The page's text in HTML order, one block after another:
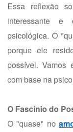
Essa reflexão
interessante e
psicológica. O
porque ele
possível. Vamos
com base na
O Fascínio do
O "quase" no